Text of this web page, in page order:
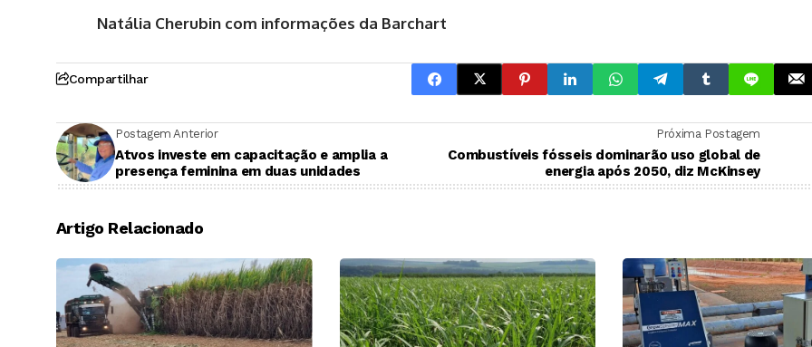
Natália Cherubin com informações da Barchart
Compartilhar
Postagem Anterior
Atvos investe em capacitação e amplia a
presença feminina em duas unidades
Próxima Postagem
Combustíveis fósseis dominarão uso global de
energia após 2050, diz McKinsey
Artigo Relacionado